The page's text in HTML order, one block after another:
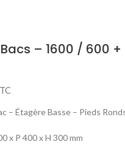
– 1600 / 600 +
– Étagère Basse – Pieds
x P 400 x H 300 mm